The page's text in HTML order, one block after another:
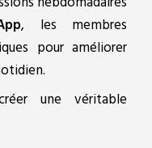
, les membres
pour améliorer
une véritable